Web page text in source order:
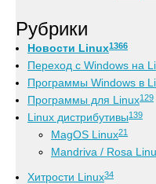
Рубрики
Новости Linux1366
Переход с Windows на
Программы Windows в
Программы для Linux129
Linux дистрибутивы139
MagOS Linux21
Mandriva / Rosa
Хитрости Linux34